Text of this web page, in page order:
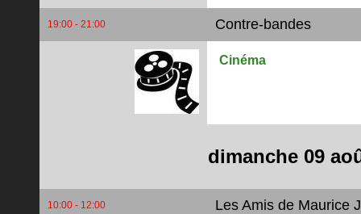
Le ”chez nous” étant la
19:00 - 21:00 Contre-bandes
Cinéma
dimanche 09
10:00 - 12:00 Les Amis de Maurice